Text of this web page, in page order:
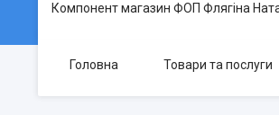
Компонент магазин ФОП Флягіна
Головна Товари та послуги